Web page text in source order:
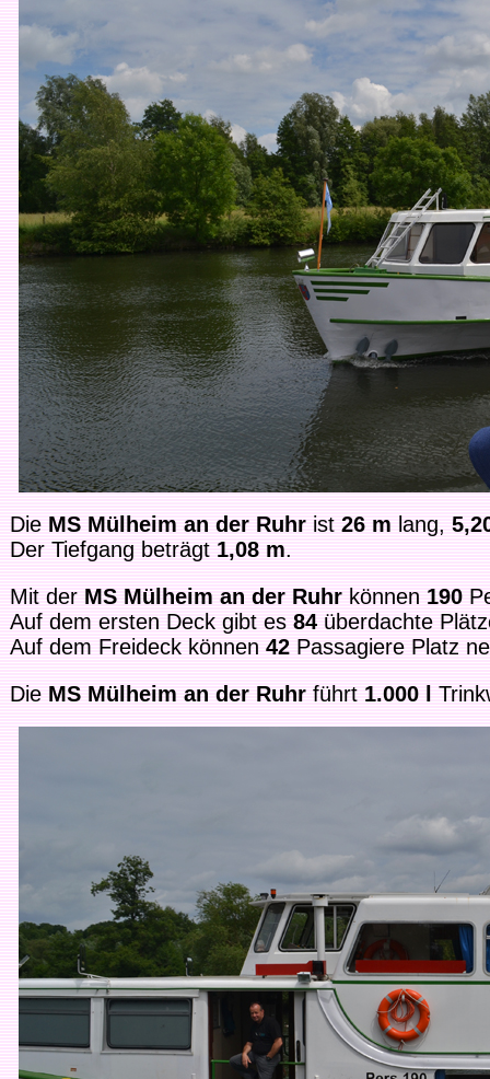
DieMS Mülheim an der Ruhrist26 mlang,
Der Tiefgang beträgt1,08 m.
Mit derMS Mülheim an der Ruhrkönnen190
Auf dem ersten Deck gibt es84überdachte
Auf dem Freideck können42Passagiere Platz
DieMS Mülheim an der Ruhrführt1.000 l